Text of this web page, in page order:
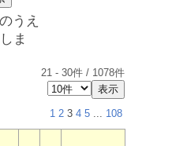
うえ
ま
21 - 30件 / 1078件
1 2 3 4 5 ... 108